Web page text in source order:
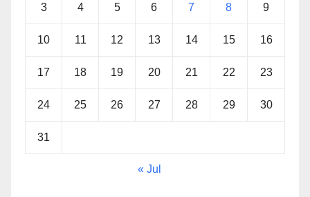
3 4 5 6 7 8 9
10 11 12 13 14 15 16
17 18 19 20 21 22 23
24 25 26 27 28 29 30
31
« Jul